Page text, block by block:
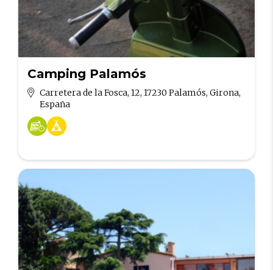
Camping Palamós
Carretera de la Fosca, 12, 17230 Palamós, Girona,
España